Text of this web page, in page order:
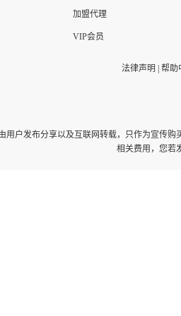
加盟代理
VIP会员
法律声明 帮助
用户发布分享以及互联网转载，只作为宣传
相关费用，您若